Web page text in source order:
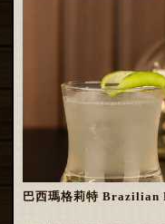
巴西瑪格莉特